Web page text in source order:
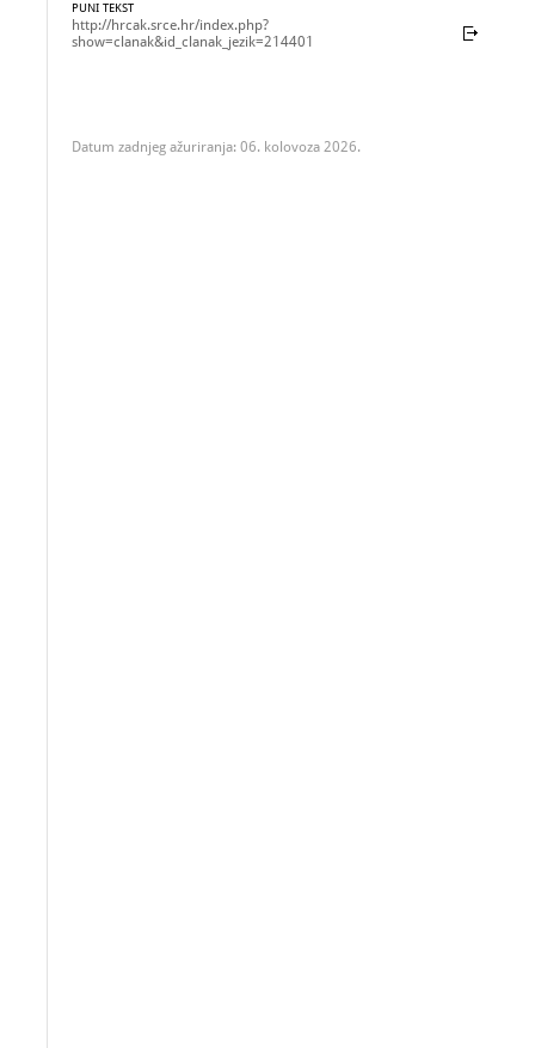
PUNI TEKST
http://hrcak.srce.hr/index.php?
show=clanak&id_clanak_jezik=214401
Datum zadnjeg ažuriranja: 06. kolovoza 2026.